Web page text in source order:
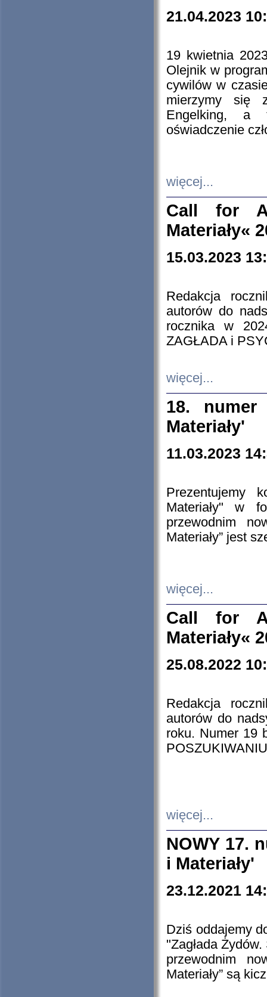
21.04.2023
19 kwietnia
Olejnik w
cywilów w
mierzymy się
Engelking, a
oświadczenie
więcej...
Call for
Materiały«
15.03.2023
Redakcja
autorów do
rocznika w
ZAGŁADA i
więcej...
18. numer
Materiały'
11.03.2023
Prezentujemy
Materiały" w
przewodnim
Materiały” jest
więcej...
Call for
Materiały«
25.08.2022
Redakcja
autorów do
roku. Numer 19
więcej...
NOWY 17.
i Materiały'
23.12.2021
Dziś oddajemy
"Zagłada
przewodnim
Materiały” są